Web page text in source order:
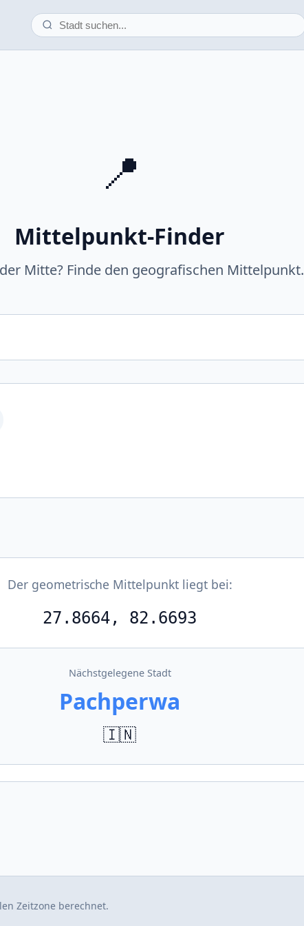
📍
Mittelpunkt-Finder
Mitte? Finde den geografischen Mittelpunkt.
Der geometrische Mittelpunkt liegt bei:
27.8664, 82.6693
Nächstgelegene Stadt
Pachperwa
🇮🇳
Zeitzone berechnet.